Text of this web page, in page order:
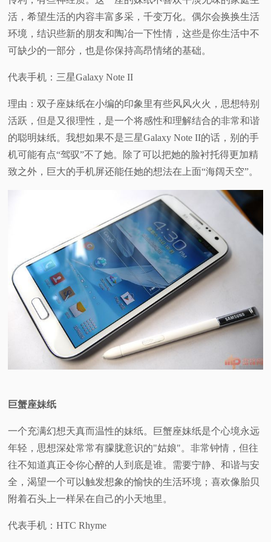
活，希望生活的内容丰富多采，千变万化。偶尔会换换生活
环境，结识些新的朋友和陶冶一下性情，这些是你生活中不
可缺少的一部分，也是你保持高昂情绪的基础。
代表手机：三星Galaxy Note II
理由：双子座妹纸在小编的印象里有些风风火火，思想特别
活跃，但是又很理性，是一个将感性和理解结合的非常和谐
的聪明妹纸。我想如果不是三星Galaxy Note II的话，别的手
机可能有点“驾驭”不了她。除了可以把她的脸衬托得更加精
致之外，巨大的手机屏还能任她的想法在上面“海阔天空”。
巨蟹座妹纸
一个充满幻想天真而温性的妹纸。巨蟹座妹纸是个心境永远
年轻，思想深处常常有朦胧意识的"姑娘"。非常钟情，但往
往不知道真正令你心醉的人到底是谁。需要宁静、和谐与安
全，渴望一个可以触发想象的愉快的生活环境；喜欢像胎贝
附着石头上一样呆在自己的小天地里。
代表手机：HTC Rhyme